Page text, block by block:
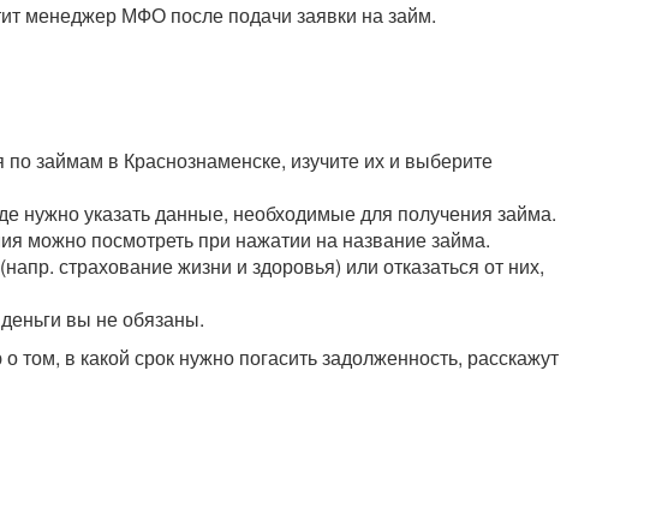
менеджер МФО после подачи заявки на займ.
займам в Краснознаменске, изучите их и выберите
нужно указать данные, необходимые для получения займа.
можно посмотреть при нажатии на название займа.
страхование жизни и здоровья) или отказаться от них,
вы не обязаны.
в какой срок нужно погасить задолженность, расскажут